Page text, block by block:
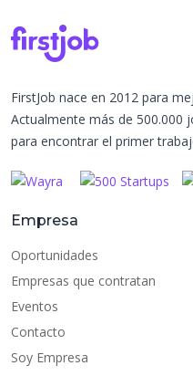
FirstJob nace en 2012 para
Actualmente más de 500.000
para encontrar el primer
Empresa
Oportunidades
Empresas que contratan
Eventos
Contacto
Soy Empresa